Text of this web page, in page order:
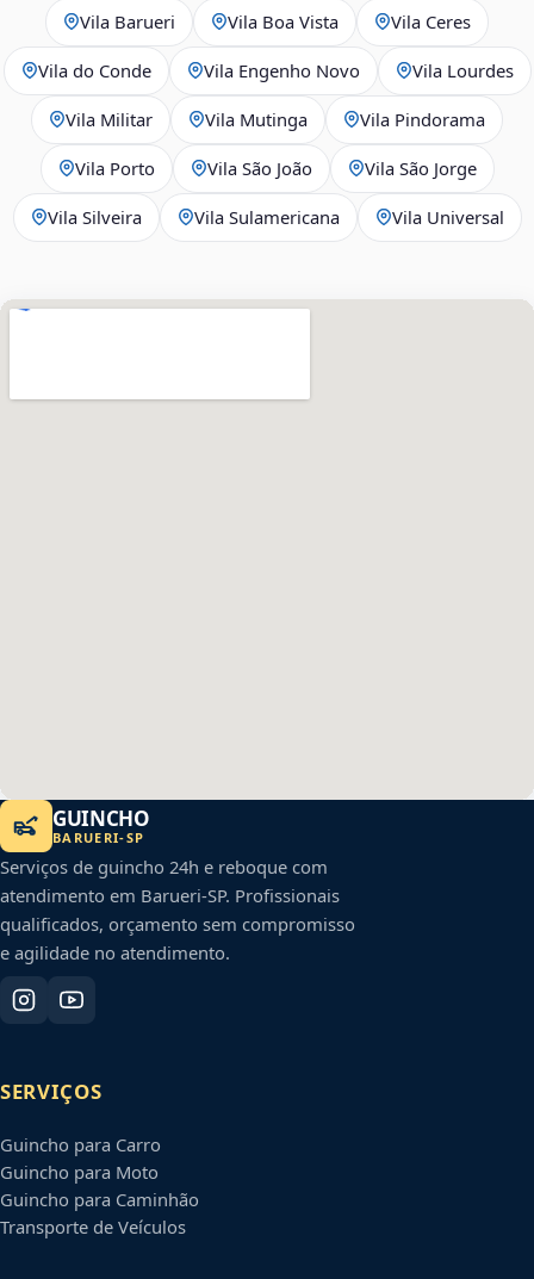
Vila Barueri Vila Boa Vista Vila Ceres
Vila do Conde Vila Engenho Novo Vila Lourdes
Vila Militar Vila Mutinga Vila Pindorama
Vila Porto Vila São João Vila São Jorge
Vila Silveira Vila Sulamericana Vila Universal
GUINCHO
BARUERI-SP
Serviços de guincho 24h e reboque com
atendimento em Barueri-SP. Profissionais
qualificados, orçamento sem compromisso
e agilidade no atendimento.
SERVIÇOS
Guincho para Carro
Guincho para Moto
Guincho para Caminhão
Transporte de Veículos